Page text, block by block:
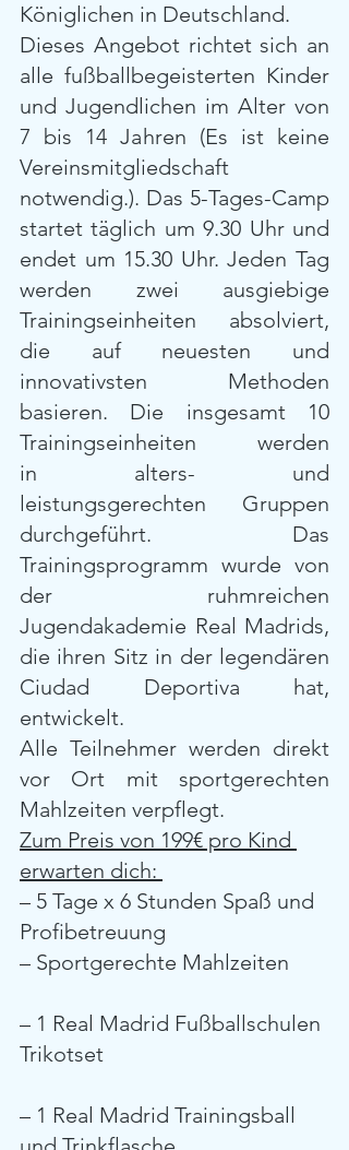
Königlichen in Deutschland.
Dieses Angebot richtet sich an
alle fußballbegeisterten Kinder
und Jugendlichen im Alter von
7 bis 14 Jahren (Es ist keine
Vereinsmitgliedschaft
notwendig.). Das 5-Tages-Camp
startet täglich um 9.30 Uhr und
endet um 15.30 Uhr. Jeden Tag
werden zwei ausgiebige
Trainingseinheiten absolviert,
die auf neuesten und
innovativsten Methoden
basieren. Die insgesamt 10
Trainingseinheiten werden
in alters- und
leistungsgerechten Gruppen
durchgeführt. Das
Trainingsprogramm wurde von
der ruhmreichen
Jugendakademie Real Madrids,
die ihren Sitz in der legendären
Ciudad Deportiva hat,
entwickelt.
Alle Teilnehmer werden direkt
vor Ort mit sportgerechten
Mahlzeiten verpflegt.
Zum Preis von 199€ pro Kind
erwarten dich:
– 5 Tage x 6 Stunden Spaß und
Profibetreuung
– Sportgerechte Mahlzeiten
– 1 Real Madrid Fußballschulen
Trikotset
– 1 Real Madrid Trainingsball